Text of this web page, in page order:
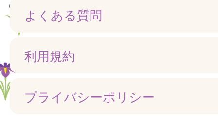
よくある質問
利用規約
プライバシーポリシー